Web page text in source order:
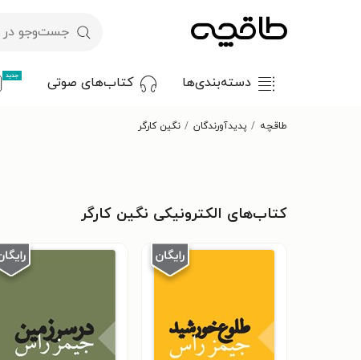
دسته‌بندی‌ها کتاب‌های صوتی جدید
طاقچه پدیدآورندگان نگین کارگر
کتاب‌های الکترونیکی نگین کارگر